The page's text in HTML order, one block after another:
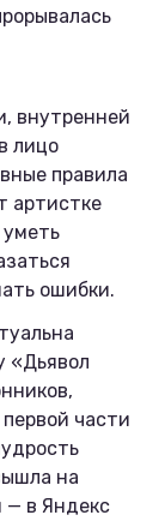
внутренней
лицо
правила
артистке
ошибки.
«Дьявол
части
на
— в Яндекс